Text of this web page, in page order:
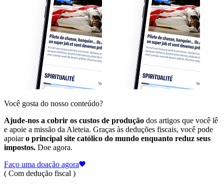
Você gosta do nosso conteúdo?
Ajude-nos a cobrir os custos de produção dos artigos que você lê
e apoie a missão da Aleteia. Graças às deduções fiscais, você pode
apoiaro principal site católico do mundo enquanto reduz seus
impostos. Doe agora.
Faço uma doação agora
( Com dedução fiscal )